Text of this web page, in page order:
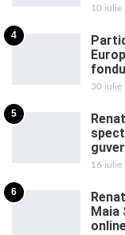
10 iulie
4
30 iulie
5
16 iulie
6